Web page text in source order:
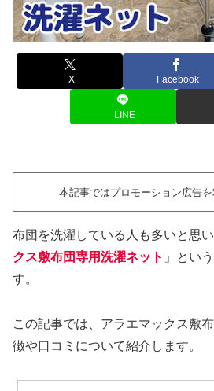
X Facebook
LINE
本記事ではプロモーション広告を
布団を洗濯している人も多いと思い
クス敷布団専用洗濯ネット 」とい
す。
この記事では、アラエマックス敷
徴や口コミについて紹介します。